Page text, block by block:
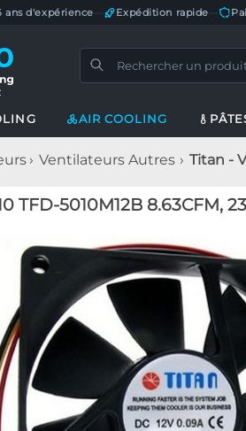
ans d'expérience Expédition rapide
AIR COOLING
Ventilateurs Autres Titan -
TFD-5010M12B 8.63CFM,